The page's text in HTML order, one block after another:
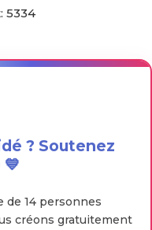
5334
? Soutenez
💙
de 14 personnes
créons gratuitement